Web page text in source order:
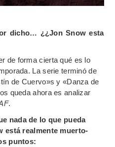
dicho… ¿¿Jon Snow esta
de forma cierta qué es lo
La serie terminó de
de Cuervo»s y «Danza de
queda ahora es analizar
.
nada de lo que pueda
está realmente muerto-
puntos: